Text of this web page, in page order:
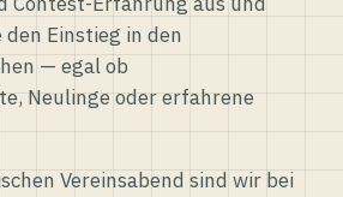
Einstieg in den
— egal ob
Neulinge oder erfahrene
Vereinsabend sind wir bei